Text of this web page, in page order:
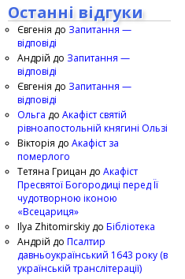
Останні відгуки
Євгенія до Запитання —
відповіді
Андрій до Запитання —
відповіді
Євгенія до Запитання —
відповіді
Ольга до Акафіст святій
рівноапостольній княгині Ользі
Вікторія до Акафіст за
померлого
Тетяна Грицан до Акафіст
Пресвятої Богородиці перед Її
чудотворною іконою
«Всецариця»
Ilya Zhitomirskiy до Бібліотека
Андрій до Псалтир
давньоукраїнський 1643 року (в
українській транслітерації)